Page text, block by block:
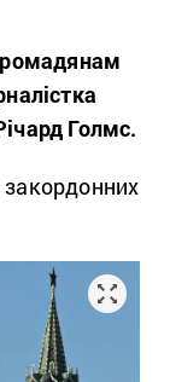
Голмс.
закордонних